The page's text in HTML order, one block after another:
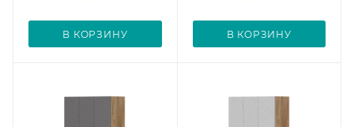
В КОРЗИНУ В КОРЗИНУ